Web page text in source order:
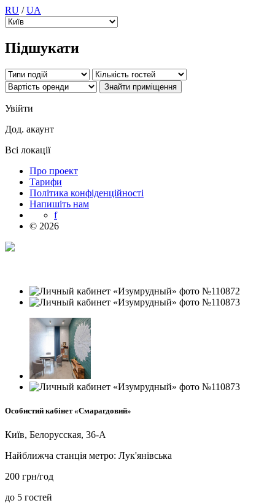
RU /UA
Підшукати
Увійти
Дод. акаунт
Всі локації
Про проект
Тарифи
Політика конфіденційності
Напишіть нам
f
© 2026
Особистий кабінет «Смарагдовий»
Київ, Белорусская, 36-А
Найближча станція метро: Лук'янівська
200 грн/год
до 5 гостей